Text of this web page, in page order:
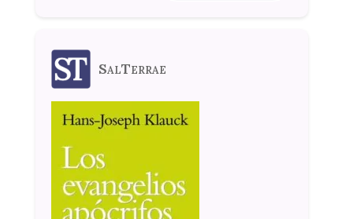
SalTerrae